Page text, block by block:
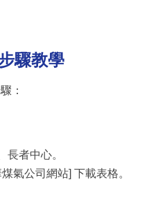
驟教學
：
長者中心。
氣公司網站] 下載表格。